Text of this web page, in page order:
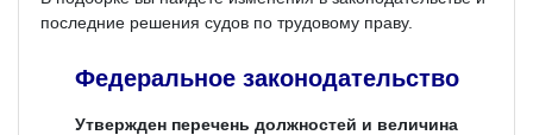
последние решения судов по трудовому праву.
Федеральное законодательство
Утвержден перечень должностей и величина